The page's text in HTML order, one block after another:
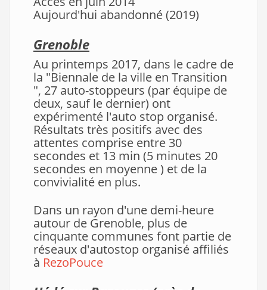
Aujourd'hui abandonné (2019)
Grenoble
Au printemps 2017, dans le cadre de
la "Biennale de la ville en Transition
", 27 auto-stoppeurs (par équipe de
deux, sauf le dernier) ont
expérimenté l'auto stop organisé.
Résultats très positifs avec des
attentes comprise entre 30
secondes et 13 min (5 minutes 20
secondes en moyenne ) et de la
convivialité en plus.
Dans un rayon d'une demi-heure
autour de Grenoble, plus de
cinquante communes font partie de
réseaux d'autostop organisé affiliés
à RezoPouce